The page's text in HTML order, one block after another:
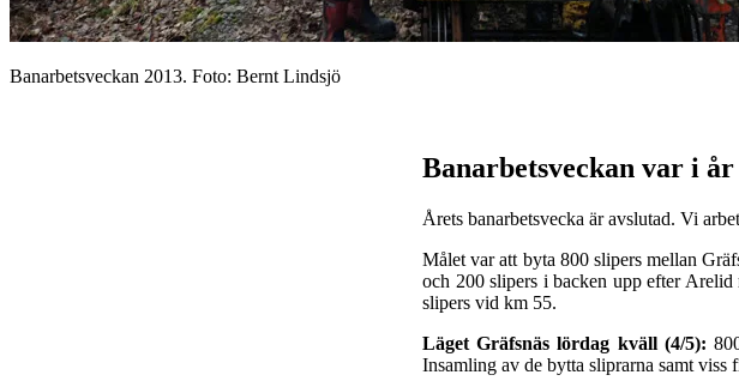
Banarbetsveckan 2013. Foto: Bernt Lindsjö
Banarbetsveckan var i
Årets banarbetsvecka är avslutad. Vi
Målet var att byta 800 slipers mellan
och 200 slipers i backen upp efter
slipers vid km 55.
Läget Gräfsnäs lördag kväll (4/5):
Insamling av de bytta sliprarna samt viss